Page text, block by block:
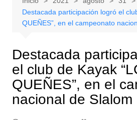
Destacada participación logró el
QUEÑES”, en el campeonato
Destacada
el club de Kayak
QUEÑES”, en el
nacional de Slalom